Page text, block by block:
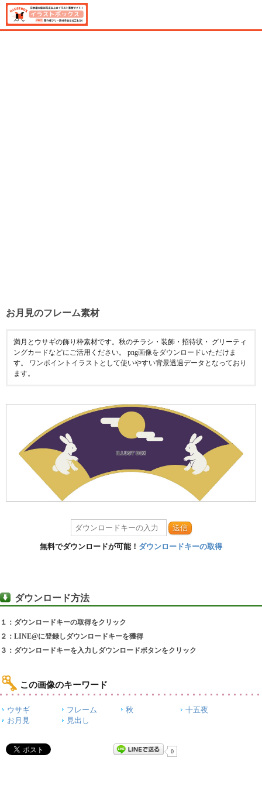
お月見のフレーム素材
満月とウサギの飾り枠素材です。秋のチラシ・装飾・招待状・ グリーティ
ングカードなどにご活用ください。 png画像をダウンロードいただけま
す。 ワンポイントイラストとして使いやすい背景透過データとなっており
ます。
送信
無料でダウンロードが可能！ ダウンロードキーの取得
ダウンロード方法
１：ダウンロードキーの取得をクリック
２：LINE@に登録しダウンロードキーを獲得
３：ダウンロードキーを入力しダウンロードボタンをクリック
この画像のキーワード
ウサギ フレーム 秋
十五夜
お月見
見出し
0